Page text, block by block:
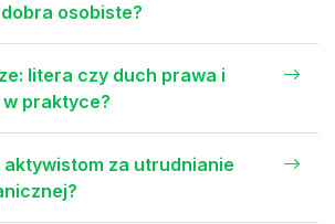
osobiste?
litera czy duch prawa i
praktyce?
za utrudnianie